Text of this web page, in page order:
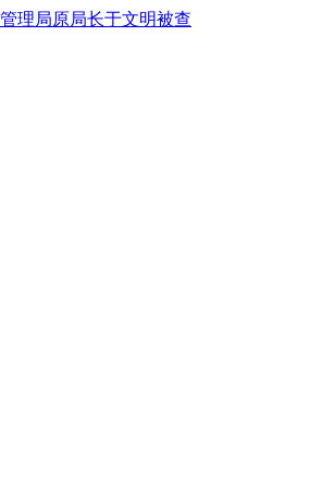
理局原局长于文明被查